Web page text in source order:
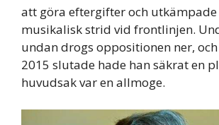
att göra eftergifter och
musikalisk strid vid frontlinjen.
undan drogs oppositionen ner,
2015 slutade hade han säkrat en
huvudsak var en allmoge.